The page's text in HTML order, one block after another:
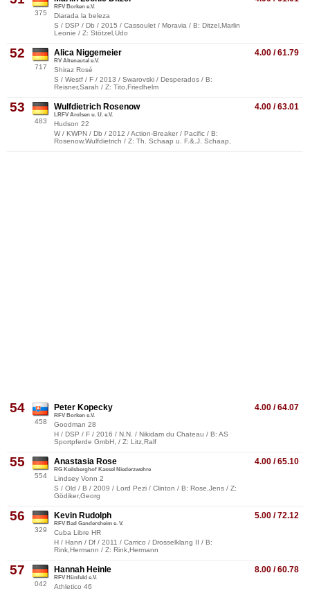
375
RFV Borken e.V.
Diarada la beleza
S / DSP / Db / 2015 / Cassoulet / Moravia / B: Ditzel,Marlin
Leonie / Z: Stötzel,Udo
52
717
4.00 / 61.79
Alica Niggemeier
RV Altenautal e.V.
Shiraz Rosé
S / Westf / F / 2013 / Swarovski / Desperados / B:
Reisner,Sarah / Z: Tito,Friedhelm
53
483
4.00 / 63.01
Wulfdietrich Rosenow
LRFV Arolsen u. U. e.V.
Hudson 22
W / KWPN / Db / 2012 / Action-Breaker / Pacific / B:
Rosenow,Wulfdietrich / Z: Th. Schaap u. F.&.J. Schaap,
54
458
4.00 / 64.07
Peter Kopecky
RFV Borken e.V.
Goodman 28
H / DSP / F / 2016 / N.N. / Nikidam du Chateau / B: AS
Sportpferde GmbH, / Z: Litz,Ralf
55
554
4.00 / 65.10
Anastasia Rose
RG Keilsberghof Kassel Niederzwehre
Lindsey Vonn 2
S / Old / B / 2009 / Lord Pezi / Clinton / B: Rose,Jens / Z:
Gödiker,Georg
56
329
5.00 / 72.12
Kevin Rudolph
RFV Bad Gandersheim e. V.
Cuba Libre HR
H / Hann / Df / 2011 / Carrico / Drosselklang II / B:
Rink,Hermann / Z: Rink,Hermann
57
042
8.00 / 60.78
Hannah Heinle
RFV Hünfeld e.V.
Athletico 46